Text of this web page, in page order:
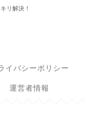
リ解決！
イバシーポリシー
運営者情報